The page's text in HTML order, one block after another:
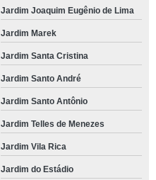
Jardim Joaquim Eugênio de Lima
Jardim Marek
Jardim Santa Cristina
Jardim Santo André
Jardim Santo Antônio
Jardim Telles de Menezes
Jardim Vila Rica
Jardim do Estádio